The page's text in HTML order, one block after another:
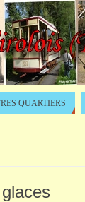
QUARTIERS